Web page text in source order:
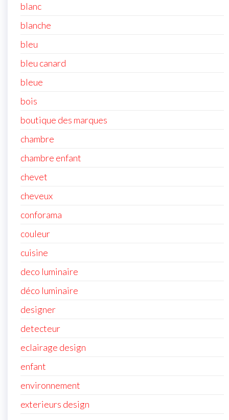
blanc
blanche
bleu
bleu canard
bleue
bois
boutique des marques
chambre
chambre enfant
chevet
cheveux
conforama
couleur
cuisine
deco luminaire
déco luminaire
designer
detecteur
eclairage design
enfant
environnement
exterieurs design